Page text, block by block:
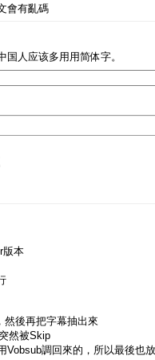
會有亂碼
人应该多用用简体字。
版本
然後再把字幕抽出來
然被Skip
Vobsub調回來的，所以最後也